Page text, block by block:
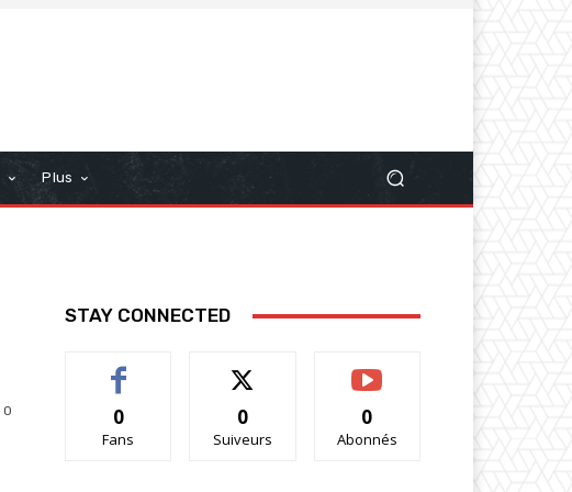
Plus
0
STAY CONNECTED
0
Fans
0
Suiveurs
0
Abonnés